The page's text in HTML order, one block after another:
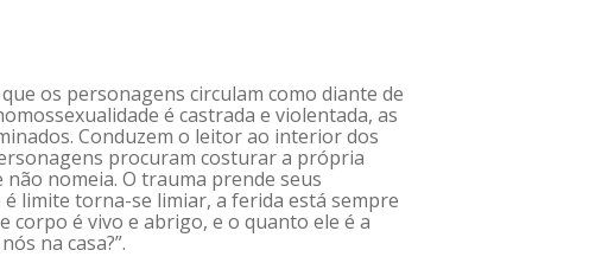
os personagens circulam como diante de
é castrada e violentada, as
Conduzem o leitor ao interior dos
procuram costurar a própria
nomeia. O trauma prende seus
limite torna-se limiar, a ferida está sempre
corpo é vivo e abrigo, e o quanto ele é a
na casa?”.